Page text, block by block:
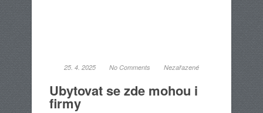
25. 4. 2025 No Comments Nezařazené
Ubytovat se zde mohou i
firmy